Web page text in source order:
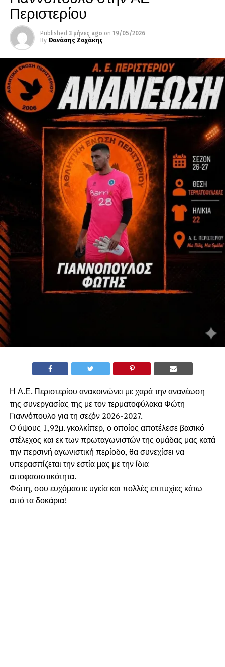
Περιστερίου
Published 3 μήνες ago on 19/05/2026
By Θανάσης Ζαχάκης
Η Α.Ε. Περιστερίου ανακοινώνει με χαρά την ανανέωση
της συνεργασίας της με τον τερματοφύλακα Φώτη
Γιαννόπουλο για τη σεζόν 2026-2027.
​Ο ύψους 1,92μ. γκολκίπερ, ο οποίος αποτέλεσε βασικό
στέλεχος και εκ των πρωταγωνιστών της ομάδας μας κατά
την περσινή αγωνιστική περίοδο, θα συνεχίσει να
υπερασπίζεται την εστία μας με την ίδια
αποφασιστικότητα.
​Φώτη, σου ευχόμαστε υγεία και πολλές επιτυχίες κάτω
από τα δοκάρια!